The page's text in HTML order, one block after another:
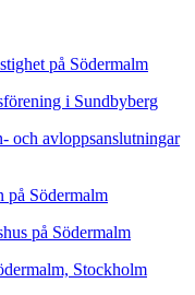
på Södermalm
i Sundbyberg
och avloppsanslutningar
på Södermalm
på Södermalm
Stockholm